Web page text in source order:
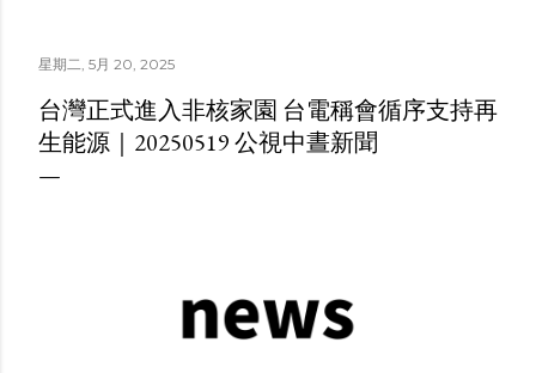
星期二, 5月 20, 2025
台灣正式進入非核家園 台電稱會循序支持再
生能源｜20250519 公視中晝新聞